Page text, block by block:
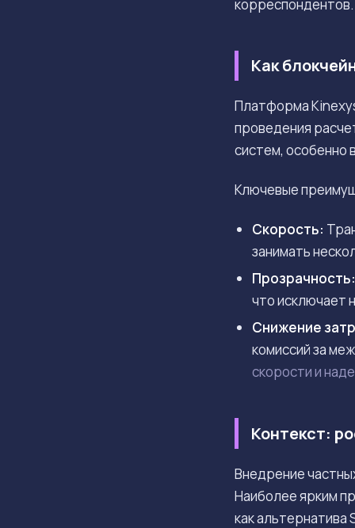
корреспондентов.
Как
Платформа
проведения
систем,
Ключевые
Скорость:
занимать
Прозрачность:
что исключает
Снижение
комиссий за
скорости и
Контекст:
Внедрение
Наиболее ярким
как